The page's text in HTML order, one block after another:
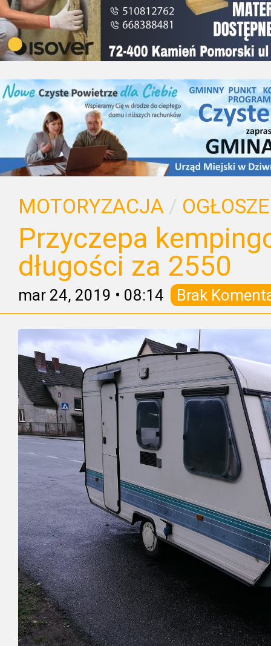
MOTORYZACJA /
Przyczepa
długości za 2550
mar 24, 2019 • 08:14 Brak